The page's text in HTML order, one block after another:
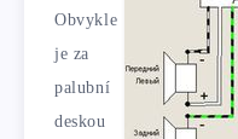
Obvykle
je za
palubní
deskou